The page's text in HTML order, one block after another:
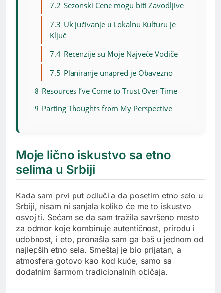
7.2 Sezonski Cene mogu biti Zavodljive
7.3 Uključivanje u Lokalnu Kulturu je
Ključ
7.4 Recenzije su Moje Najveće Vodiče
7.5 Planiranje unapred je Obavezno
8 Resources I’ve Come to Trust Over Time
9 Parting Thoughts from My Perspective
Moje lično iskustvo sa etno
selima u Srbiji
Kada sam prvi put odlučila da posetim etno selo u
Srbiji, nisam ni sanjala koliko će me to iskustvo
osvojiti. Sećam se da sam tražila savršeno mesto
za odmor koje kombinuje autentičnost, prirodu i
udobnost, i eto, pronašla sam ga baš u jednom od
najlepših etno sela. Smeštaj je bio prijatan, a
atmosfera gotovo kao kod kuće, samo sa
dodatnim šarmom tradicionalnih običaja.